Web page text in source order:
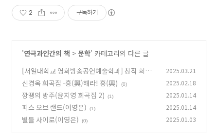
2 구독하기
'연극과인간의 책 > 문학' 카테고리의 다른 글
[서일대학교 영화방송공연예술학과] 창작 희곡/
시나리오 작품집 Ⅰ (2)
2025.03.21
신경옥 희곡집 -흥(興)해라! 흥(興) (0) 2025.02.18
깡땡의 방주(윤지영 희곡집 2) (1) 2025.01.14
피스 오브 랜드(이영은) (1) 2025.01.14
별들 사이로(이영은) (0) 2025.01.03